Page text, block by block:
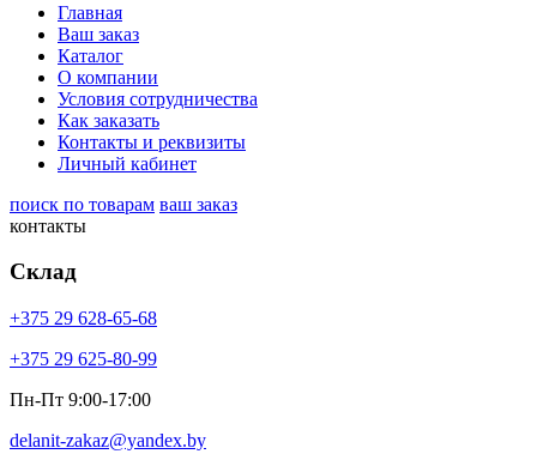
Главная
Ваш заказ
Каталог
О компании
Условия сотрудничества
Как заказать
Контакты и реквизиты
Личный кабинет
поиск по товарам ваш заказ
контакты
Склад
+375 29 628-65-68
+375 29 625-80-99
Пн-Пт 9:00-17:00
delanit-zakaz@yandex.by